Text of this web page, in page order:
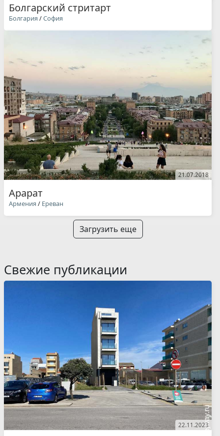
Болгарский стритарт
Болгария /София
21.07.2018
Арарат
Армения / Ереван
Загрузить еще
Свежие публикации
22.11.2023